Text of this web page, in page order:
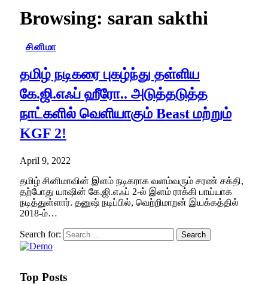
Browsing: saran sakthi
சினிமா
தமிழ் நடிகரை புகழ்ந்து தள்ளிய
கே.ஜி.எஃப் ஹீரோ.. அடுத்தடுத்த
நாட்களில் வெளியாகும் Beast மற்றும்
KGF 2!
April 9, 2022
தமிழ் சினிமாவின் இளம் நடிகராக வளம்வரும் சரண் சக்தி,
தற்போது யாஷின் கே.ஜி.எஃப் 2-ல் இளம் ராக்கி பாய்யாக
நடித்துள்ளார். தனுஷ் நடிப்பில், வெற்றிமாறன் இயக்கத்தில்
2018-ம்…
Search for:
Top Posts